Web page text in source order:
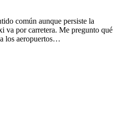
común aunque persiste la
va por carretera. Me pregunto qué
los aeropuertos…